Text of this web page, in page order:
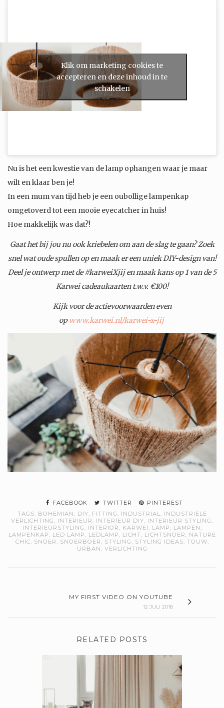
Klik om marketing cookies te
accepteren en deze inhoud in te
schakelen
Nu is het een kwestie van de lamp ophangen waar je maar
wilt en klaar ben je!
In een mum van tijd heb je een oubollige lampenkap
omgetoverd tot een mooie eyecatcher in huis!
Hoe makkelijk was dat?!
Gaat het bij jou nu ook kriebelen om aan de slag te gaan? Zoek
snel wat oude spullen op en maak er een uniek DIY-design van!
Deel je ontwerp met de #karweiXjij en maak kans op 1 van de 5
Karwei cadeaukaarten t.w.v. €100!
Kijk voor de actievoorwaarden even
op www.karwei.nl/karwei-x-jij
FACEBOOK TWITTER
PINTEREST
TAGS: BOHEMIAN , DIY, FITTING , INDUSTRIAL, INDUSTRIËLE
VERLICHTING , INTERIEUR , INTERIEUR DIY, INTERIEUR STYLING ,
INTERIEURSTYLING , INTERIOR , KARWEI , LAMP , LAMPEN ,
LAMPENKAP , LED LAMP , LEDLAMP , LICHT, LICHTSNOER , NATURE
CHIC, SNOER , SNOERBOER , STYLING , STYLING IDEAS, TOUW,
URBAN , VERLICHTING
MY FIRST VIDEO ON YOUTUBE
12 JULI 2018
RELATED POSTS